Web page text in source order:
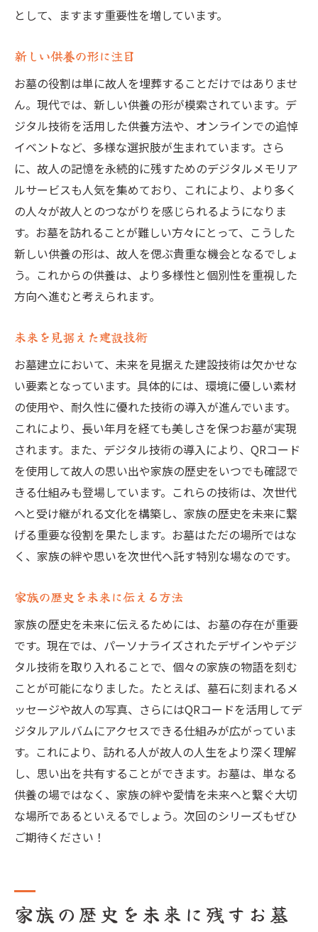
エコフレンドリーな供養の形
家族の未来を考えた素材選び
次世代に伝えるお墓デザインの工夫とその重要
性
パーソナライズされたデザインの工夫
デジタル技術で思い出を刻む
未来を見据えた耐久性の高い素材
環境に優しいデザイン例
家族の歴史を未来に繋ぐデザイン
次世代に残す思い出の方法
伝統と革新が融合するお墓の新潮流家族の絆を
未来に繋ぐ
デジタル技術で新しい供養の形
伝統と現代の素材の融合
未来志向のデザインコンセプト
家族の絆を深めるお墓建立
として、ますます重要性を増しています。
新しい供養の形に注目
お墓の役割は単に故人を埋葬することだけではありませ
ん。現代では、新しい供養の形が模索されています。デ
ジタル技術を活用した供養方法や、オンラインでの追悼
イベントなど、多様な選択肢が生まれています。さら
に、故人の記憶を永続的に残すためのデジタルメモリア
ルサービスも人気を集めており、これにより、より多く
の人々が故人とのつながりを感じられるようになりま
す。お墓を訪れることが難しい方々にとって、こうした
新しい供養の形は、故人を偲ぶ貴重な機会となるでしょ
う。これからの供養は、より多様性と個別性を重視した
方向へ進むと考えられます。
未来を見据えた建設技術
お墓建立において、未来を見据えた建設技術は欠かせな
い要素となっています。具体的には、環境に優しい素材
の使用や、耐久性に優れた技術の導入が進んでいます。
これにより、長い年月を経ても美しさを保つお墓が実現
されます。また、デジタル技術の導入により、QRコード
を使用して故人の思い出や家族の歴史をいつでも確認で
きる仕組みも登場しています。これらの技術は、次世代
へと受け継がれる文化を構築し、家族の歴史を未来に繋
げる重要な役割を果たします。お墓はただの場所ではな
く、家族の絆や思いを次世代へ託す特別な場なのです。
家族の歴史を未来に伝える方法
家族の歴史を未来に伝えるためには、お墓の存在が重要
です。現在では、パーソナライズされたデザインやデジ
タル技術を取り入れることで、個々の家族の物語を刻む
ことが可能になりました。たとえば、墓石に刻まれるメ
ッセージや故人の写真、さらにはQRコードを活用してデ
ジタルアルバムにアクセスできる仕組みが広がっていま
す。これにより、訪れる人が故人の人生をより深く理解
し、思い出を共有することができます。お墓は、単なる
供養の場ではなく、家族の絆や愛情を未来へと繋ぐ大切
な場所であるといえるでしょう。次回のシリーズもぜひ
ご期待ください！
家族の歴史を未来に残すお墓